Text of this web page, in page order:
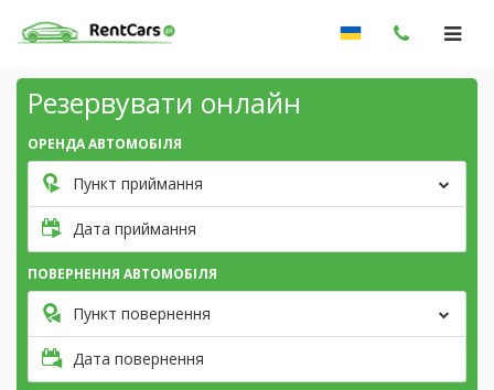
Резервувати онлайн
ОРЕНДА АВТОМОБІЛЯ
Пункт приймання
Дата приймання
ПОВЕРНЕННЯ АВТОМОБІЛЯ
Пункт повернення
Дата повернення